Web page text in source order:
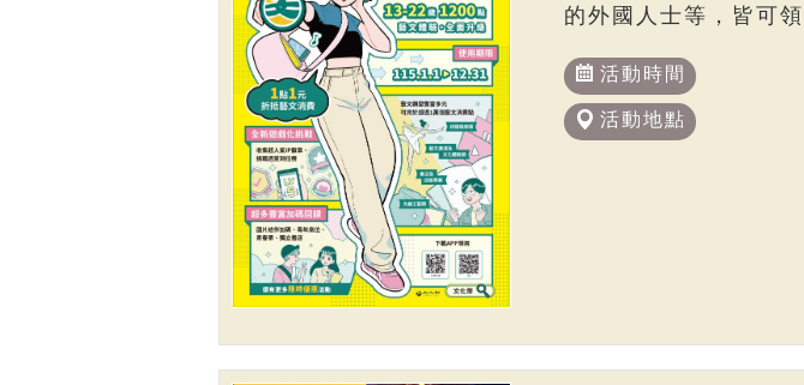
的外國人士等，皆可
活動時間
活動地點